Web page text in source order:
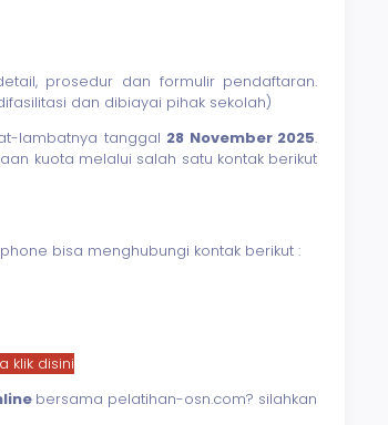
prosedur dan formulir pendaftaran.
dan dibiayai pihak sekolah)
lambatnya tanggal 28 November 2025.
kuota melalui salah satu kontak berikut
bisa menghubungi kontak berikut :
klik disini
bersama pelatihan-osn.com? silahkan